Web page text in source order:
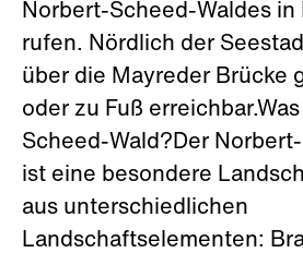
Norbert-Scheed-Waldes in
rufen. Nördlich der
über die Mayreder Brücke
oder zu Fuß
Scheed-Wald?Der
ist eine besondere
aus unterschiedlichen
Landschaftselementen: